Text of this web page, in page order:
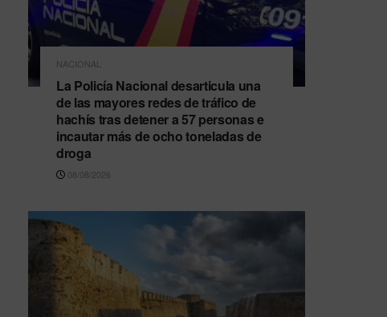
NACIONAL
La Policía Nacional desarticula una
de las mayores redes de tráfico de
hachís tras detener a 57 personas e
incautar más de ocho toneladas de
droga
08/08/2026